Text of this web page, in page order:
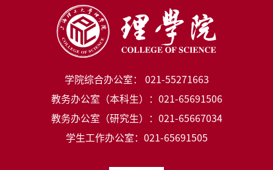
学院综合办公室： 021-55271663
教务办公室（本科生）：021-65691506
教务办公室（研究生）：021-65667034
学生工作办公室：021-65691505